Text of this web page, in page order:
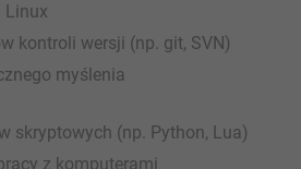
Linux
kontroli wersji (np. git, SVN)
myślenia
skryptowych (np. Python, Lua)
z komputerami